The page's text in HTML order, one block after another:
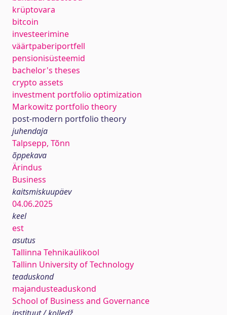
krüptovara
bitcoin
investeerimine
väärtpaberiportfell
pensionisüsteemid
bachelor's theses
crypto assets
investment portfolio optimization
Markowitz portfolio theory
post-modern portfolio theory
juhendaja
Talpsepp, Tõnn
õppekava
Ärindus
Business
kaitsmiskuupäev
04.06.2025
keel
est
asutus
Tallinna Tehnikaülikool
Tallinn University of Technology
teaduskond
majandusteaduskond
School of Business and Governance